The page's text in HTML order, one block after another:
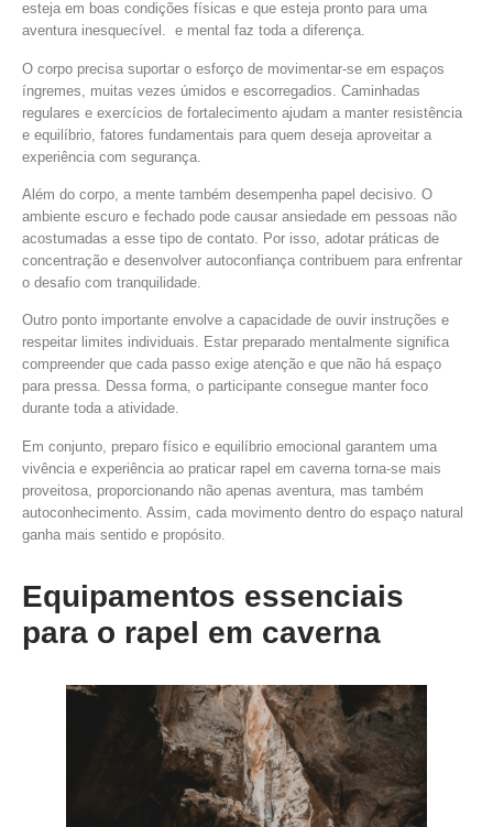
esteja em boas condições físicas e que esteja pronto para uma
aventura inesquecível. e mental faz toda a diferença.
O corpo precisa suportar o esforço de movimentar-se em espaços
íngremes, muitas vezes úmidos e escorregadios. Caminhadas
regulares e exercícios de fortalecimento ajudam a manter resistência
e equilíbrio, fatores fundamentais para quem deseja aproveitar a
experiência com segurança.
Além do corpo, a mente também desempenha papel decisivo. O
ambiente escuro e fechado pode causar ansiedade em pessoas não
acostumadas a esse tipo de contato. Por isso, adotar práticas de
concentração e desenvolver autoconfiança contribuem para enfrentar
o desafio com tranquilidade.
Outro ponto importante envolve a capacidade de ouvir instruções e
respeitar limites individuais. Estar preparado mentalmente significa
compreender que cada passo exige atenção e que não há espaço
para pressa. Dessa forma, o participante consegue manter foco
durante toda a atividade.
Em conjunto, preparo físico e equilíbrio emocional garantem uma
vivência e experiência ao praticar rapel em caverna torna-se mais
proveitosa, proporcionando não apenas aventura, mas também
autoconhecimento. Assim, cada movimento dentro do espaço natural
ganha mais sentido e propósito.
Equipamentos essenciais
para o rapel em caverna